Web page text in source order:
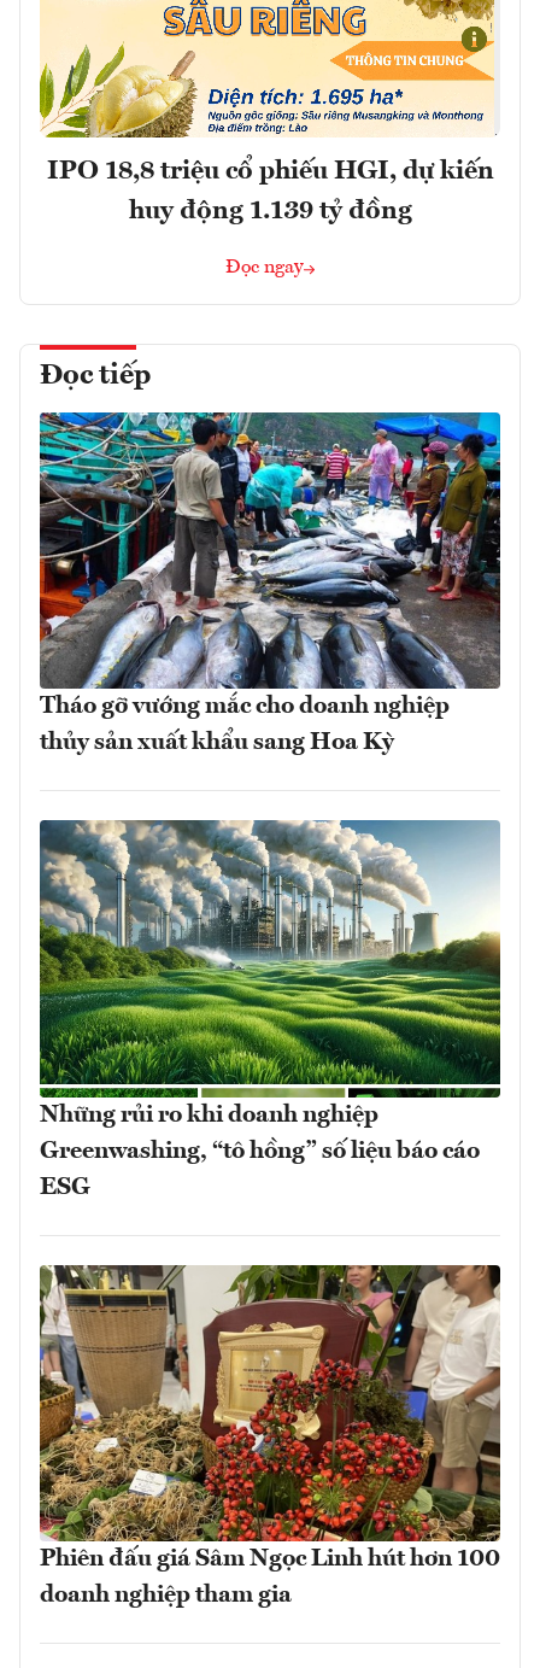
IPO 18,8 triệu cổ phiếu HGI, dự kiến
huy động 1.139 tỷ đồng
Đọc ngay
Đọc tiếp
Tháo gỡ vướng mắc cho doanh nghiệp
thủy sản xuất khẩu sang Hoa Kỳ
Những rủi ro khi doanh nghiệp
Greenwashing, “tô hồng” số liệu báo cáo
ESG
Phiên đấu giá Sâm Ngọc Linh hút hơn 100
doanh nghiệp tham gia